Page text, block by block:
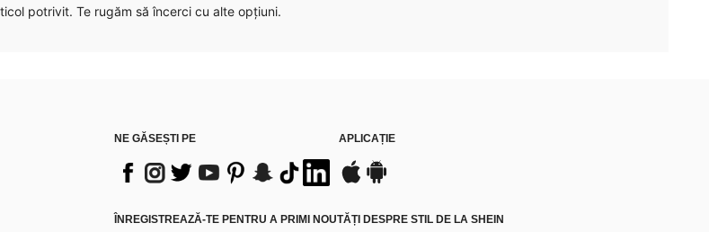
potrivit. Te rugăm să încerci cu alte opțiuni.
NE GĂSEȘTI PE APLICAȚIE
ÎNREGISTREAZĂ-TE PENTRU A PRIMI NOUTĂȚI DESPRE STIL DE LA SHEIN